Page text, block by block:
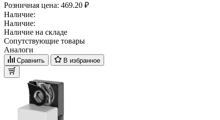
Розничная цена: 469.20 ₽
Наличие:
Наличие:
Наличие на складе
Сопутствующие товары
Аналоги
Сравнить В избранное